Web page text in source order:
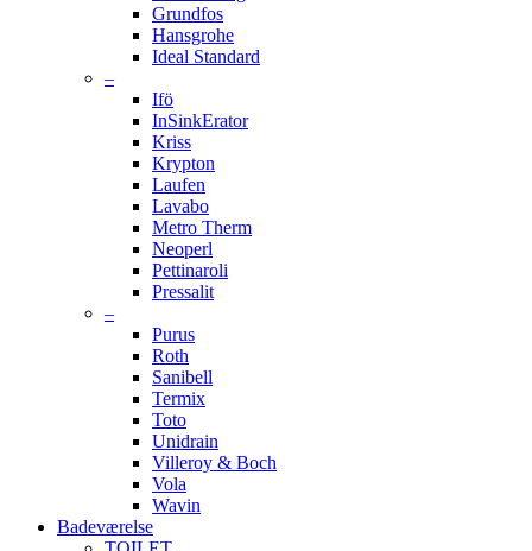
Grundfos
Hansgrohe
Ideal Standard
–
Ifö
InSinkErator
Kriss
Krypton
Laufen
Lavabo
Metro Therm
Neoperl
Pettinaroli
Pressalit
–
Purus
Roth
Sanibell
Termix
Toto
Unidrain
Villeroy & Boch
Vola
Wavin
Badeværelse